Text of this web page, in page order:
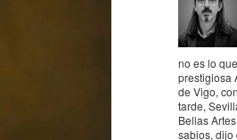
no es lo
prestigiosa
de Vigo,
tarde,
Bellas
sabios, dijo